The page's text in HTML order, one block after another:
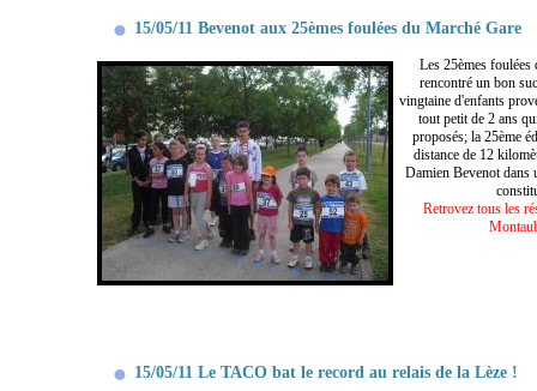
15/05/11 Bevenot aux 25èmes foulées du Marché Gare
Les 25èmes
rencontré un bon
vingtaine d'enfants
tout petit de 2 ans
proposés; la 25ème
distance de 12
Damien Bevenot dans
Retrovez tous les
15/05/11 Le TACO bat le record au relais de la Lèze !